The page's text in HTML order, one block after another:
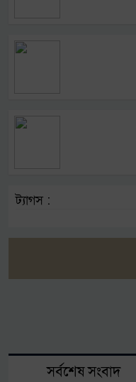
ট্যাগস :
সর্বশেষ সংবাদ